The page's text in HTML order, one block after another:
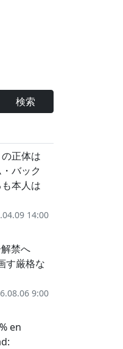
検索
の正体は
バック
本人は
14:00
解禁へ
す厳格な
9:00
en